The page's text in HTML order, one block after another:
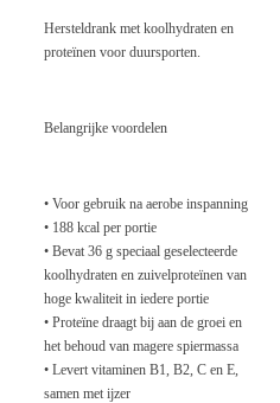
Hersteldrank met koolhydraten en
proteïnen voor duursporten.
Belangrijke voordelen
• Voor gebruik na aerobe inspanning
• 188 kcal per portie
• Bevat 36 g speciaal geselecteerde
koolhydraten en zuivelproteïnen van
hoge kwaliteit in iedere portie
• Proteïne draagt bij aan de groei en
het behoud van magere spiermassa
• Levert vitaminen B1, B2, C en E,
samen met ijzer